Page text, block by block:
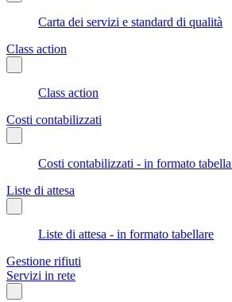
Carta dei servizi e standard di qualità
Class action
Class action
Costi contabilizzati
Costi contabilizzati - in formato
Liste di attesa
Liste di attesa - in formato tabellare
Gestione rifiuti
Servizi in rete